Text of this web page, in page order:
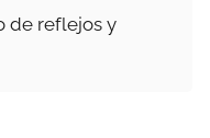
de reflejos y